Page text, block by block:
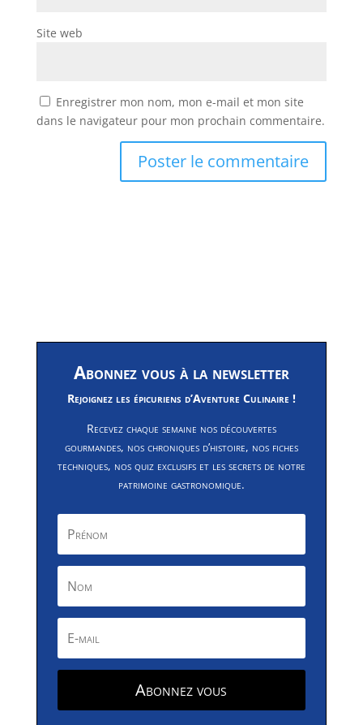
Site web
Enregistrer mon nom, mon e-mail et mon site
dans le navigateur pour mon prochain commentaire.
Abonnez vous à la newsletter
Rejoignez les épicuriens d’Aventure Culinaire !
Recevez chaque semaine nos découvertes
gourmandes, nos chroniques d’histoire, nos fiches
techniques, nos quiz exclusifs et les secrets de notre
patrimoine gastronomique.
Abonnez vous